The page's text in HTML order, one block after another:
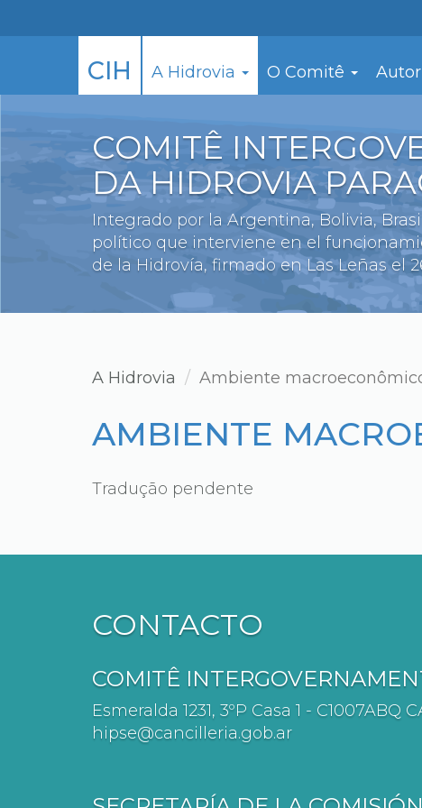
to
CIH A Hidrovia O Comitê
COMITÊ
DA HIDROVIA
Integrado por la Argentina, Bolivia,
político que interviene en el
de la Hidrovía, firmado en Las Leñas el
A Hidrovia Ambiente
AMBIENTE
Tradução pendente
CONTACTO
COMITÊ
Esmeralda 1231, 3ºP Casa 1 - C1007ABQ
hipse@cancilleria.gob.ar